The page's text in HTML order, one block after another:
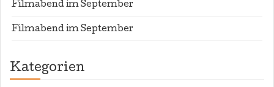
Filmabend im September
Filmabend im September
Kategorien